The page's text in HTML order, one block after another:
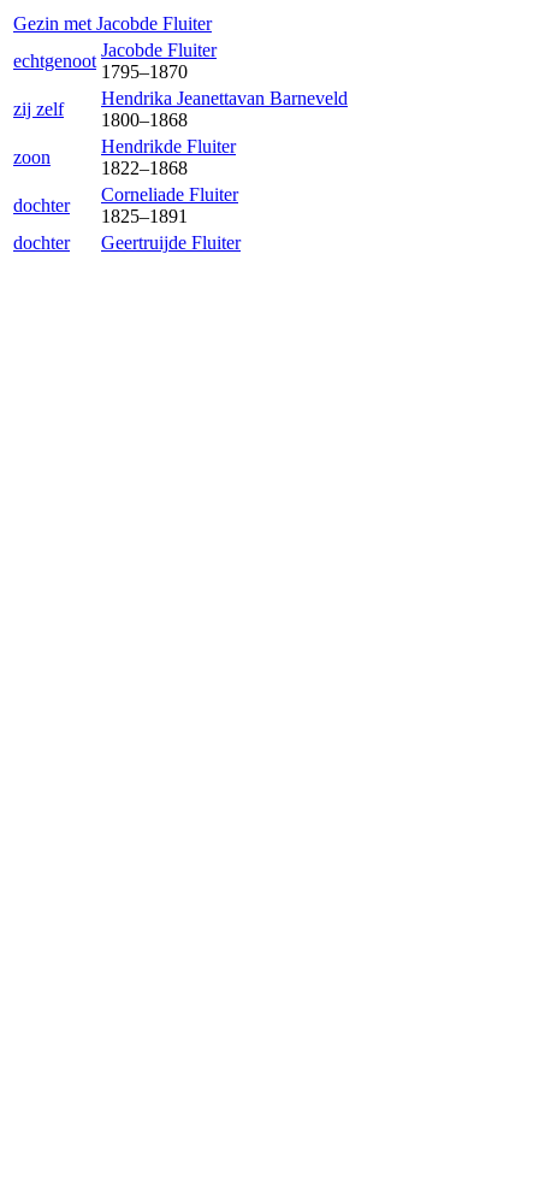
Gezin met Jacobde Fluiter
echtgenoot
Jacobde Fluiter
1795–1870
zij zelf
Hendrika Jeanettavan Barneveld
1800–1868
zoon
Hendrikde Fluiter
1822–1868
dochter
Corneliade Fluiter
1825–1891
dochter
Geertruijde Fluiter